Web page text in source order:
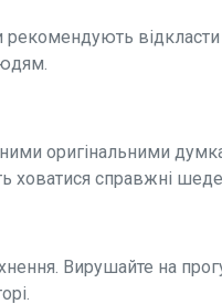
відкласти
оригінальними
ховатися справжні
Вирушайте на